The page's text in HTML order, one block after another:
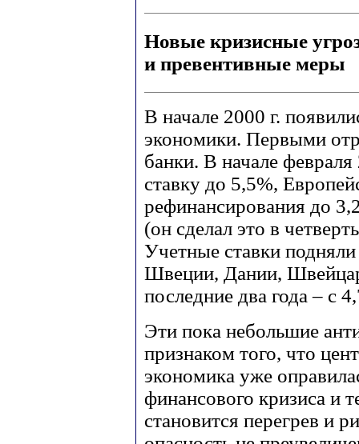
Новые кризисные
и превентивные меры
В начале 2000 г.
экономики. Первыми
банки. В начале
ставку до 5,5%,
рефинансирования до
(он сделал это в
Учетные ставки
Швеции, Дании,
последние два года – с
Эти пока небольшие
признаком того, что
экономика уже
финансового кризиса и
становится перегрев и